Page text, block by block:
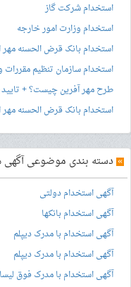
استخدام شرکت گاز
استخدام وزارت امور خارجه
استخدام بانک قرض الحسنه مهر
استخدام سازمان تنظیم مقررات
طرح مهر آفرین چیست؟ + تایید
استخدام بانک قرض الحسنه مهر
» دسته بندی موضوعی آگهی
آگهی استخدام دولتی
آگهی استخدام بانکها
آگهی استخدام با مدرک دیپلم
آگهی استخدام با مدرک دیپلم
آگهی استخدام با مدرک فوق